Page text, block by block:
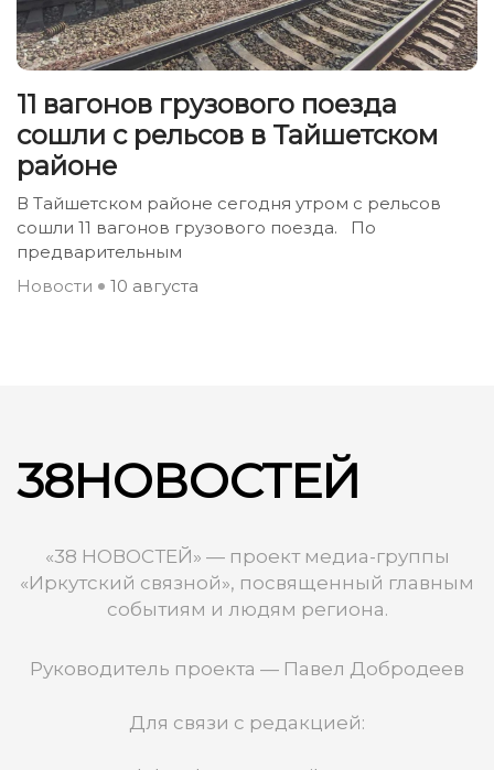
11 вагонов грузового поезда
сошли с рельсов в Тайшетском
районе
В Тайшетском районе сегодня утром с рельсов
сошли 11 вагонов грузового поезда. По
предварительным
Новости
10 августа
38НОВОСТЕЙ
«38 НОВОСТЕЙ» — проект медиа-группы
«Иркутский связной», посвященный главным
событиям и людям региона.
Руководитель проекта — Павел Добродеев
Для связи с редакцией: